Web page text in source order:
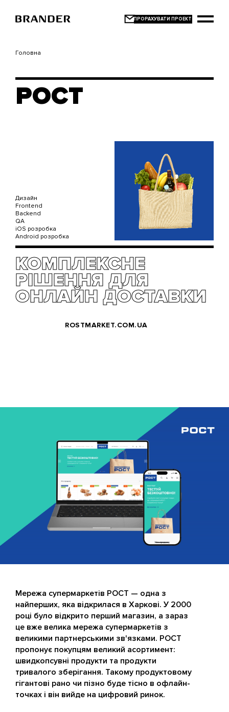
основного
Головна
РОСТ
Дизайн
Frontend
Backend
QA
iOS розробка
Android розробка
КОМПЛЕКСНЕ
РІШЕННЯ ДЛЯ
ОНЛАЙН ДОСТАВКИ
ROSTMARKET.COM.UA
Мережа супермаркетів РОСТ — одна з
найперших, яка відкрилася в Харкові. У 2000
році було відкрито перший магазин, а зараз
це вже велика мережа супермаркетів з
великими партнерськими зв'язками. РОСТ
пропонує покупцям великий асортимент:
швидкопсувні продукти та продукти
тривалого зберігання. Такому продуктовому
гігантові рано чи пізно буде тісно в офлайн-
точках і він вийде на цифровий ринок.